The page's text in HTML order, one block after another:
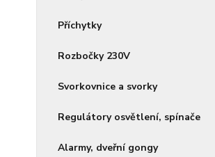
Příchytky
Rozbočky 230V
Svorkovnice a svorky
Regulátory osvětlení, spínače
Alarmy, dveřní gongy